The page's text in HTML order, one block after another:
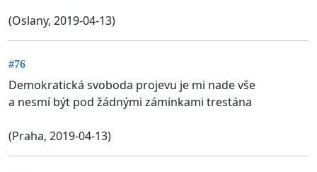
(Oslany, 2019-04-13)
#76
Demokratická svoboda projevu je mi nade vše
a nesmí být pod žádnými záminkami trestána
(Praha, 2019-04-13)